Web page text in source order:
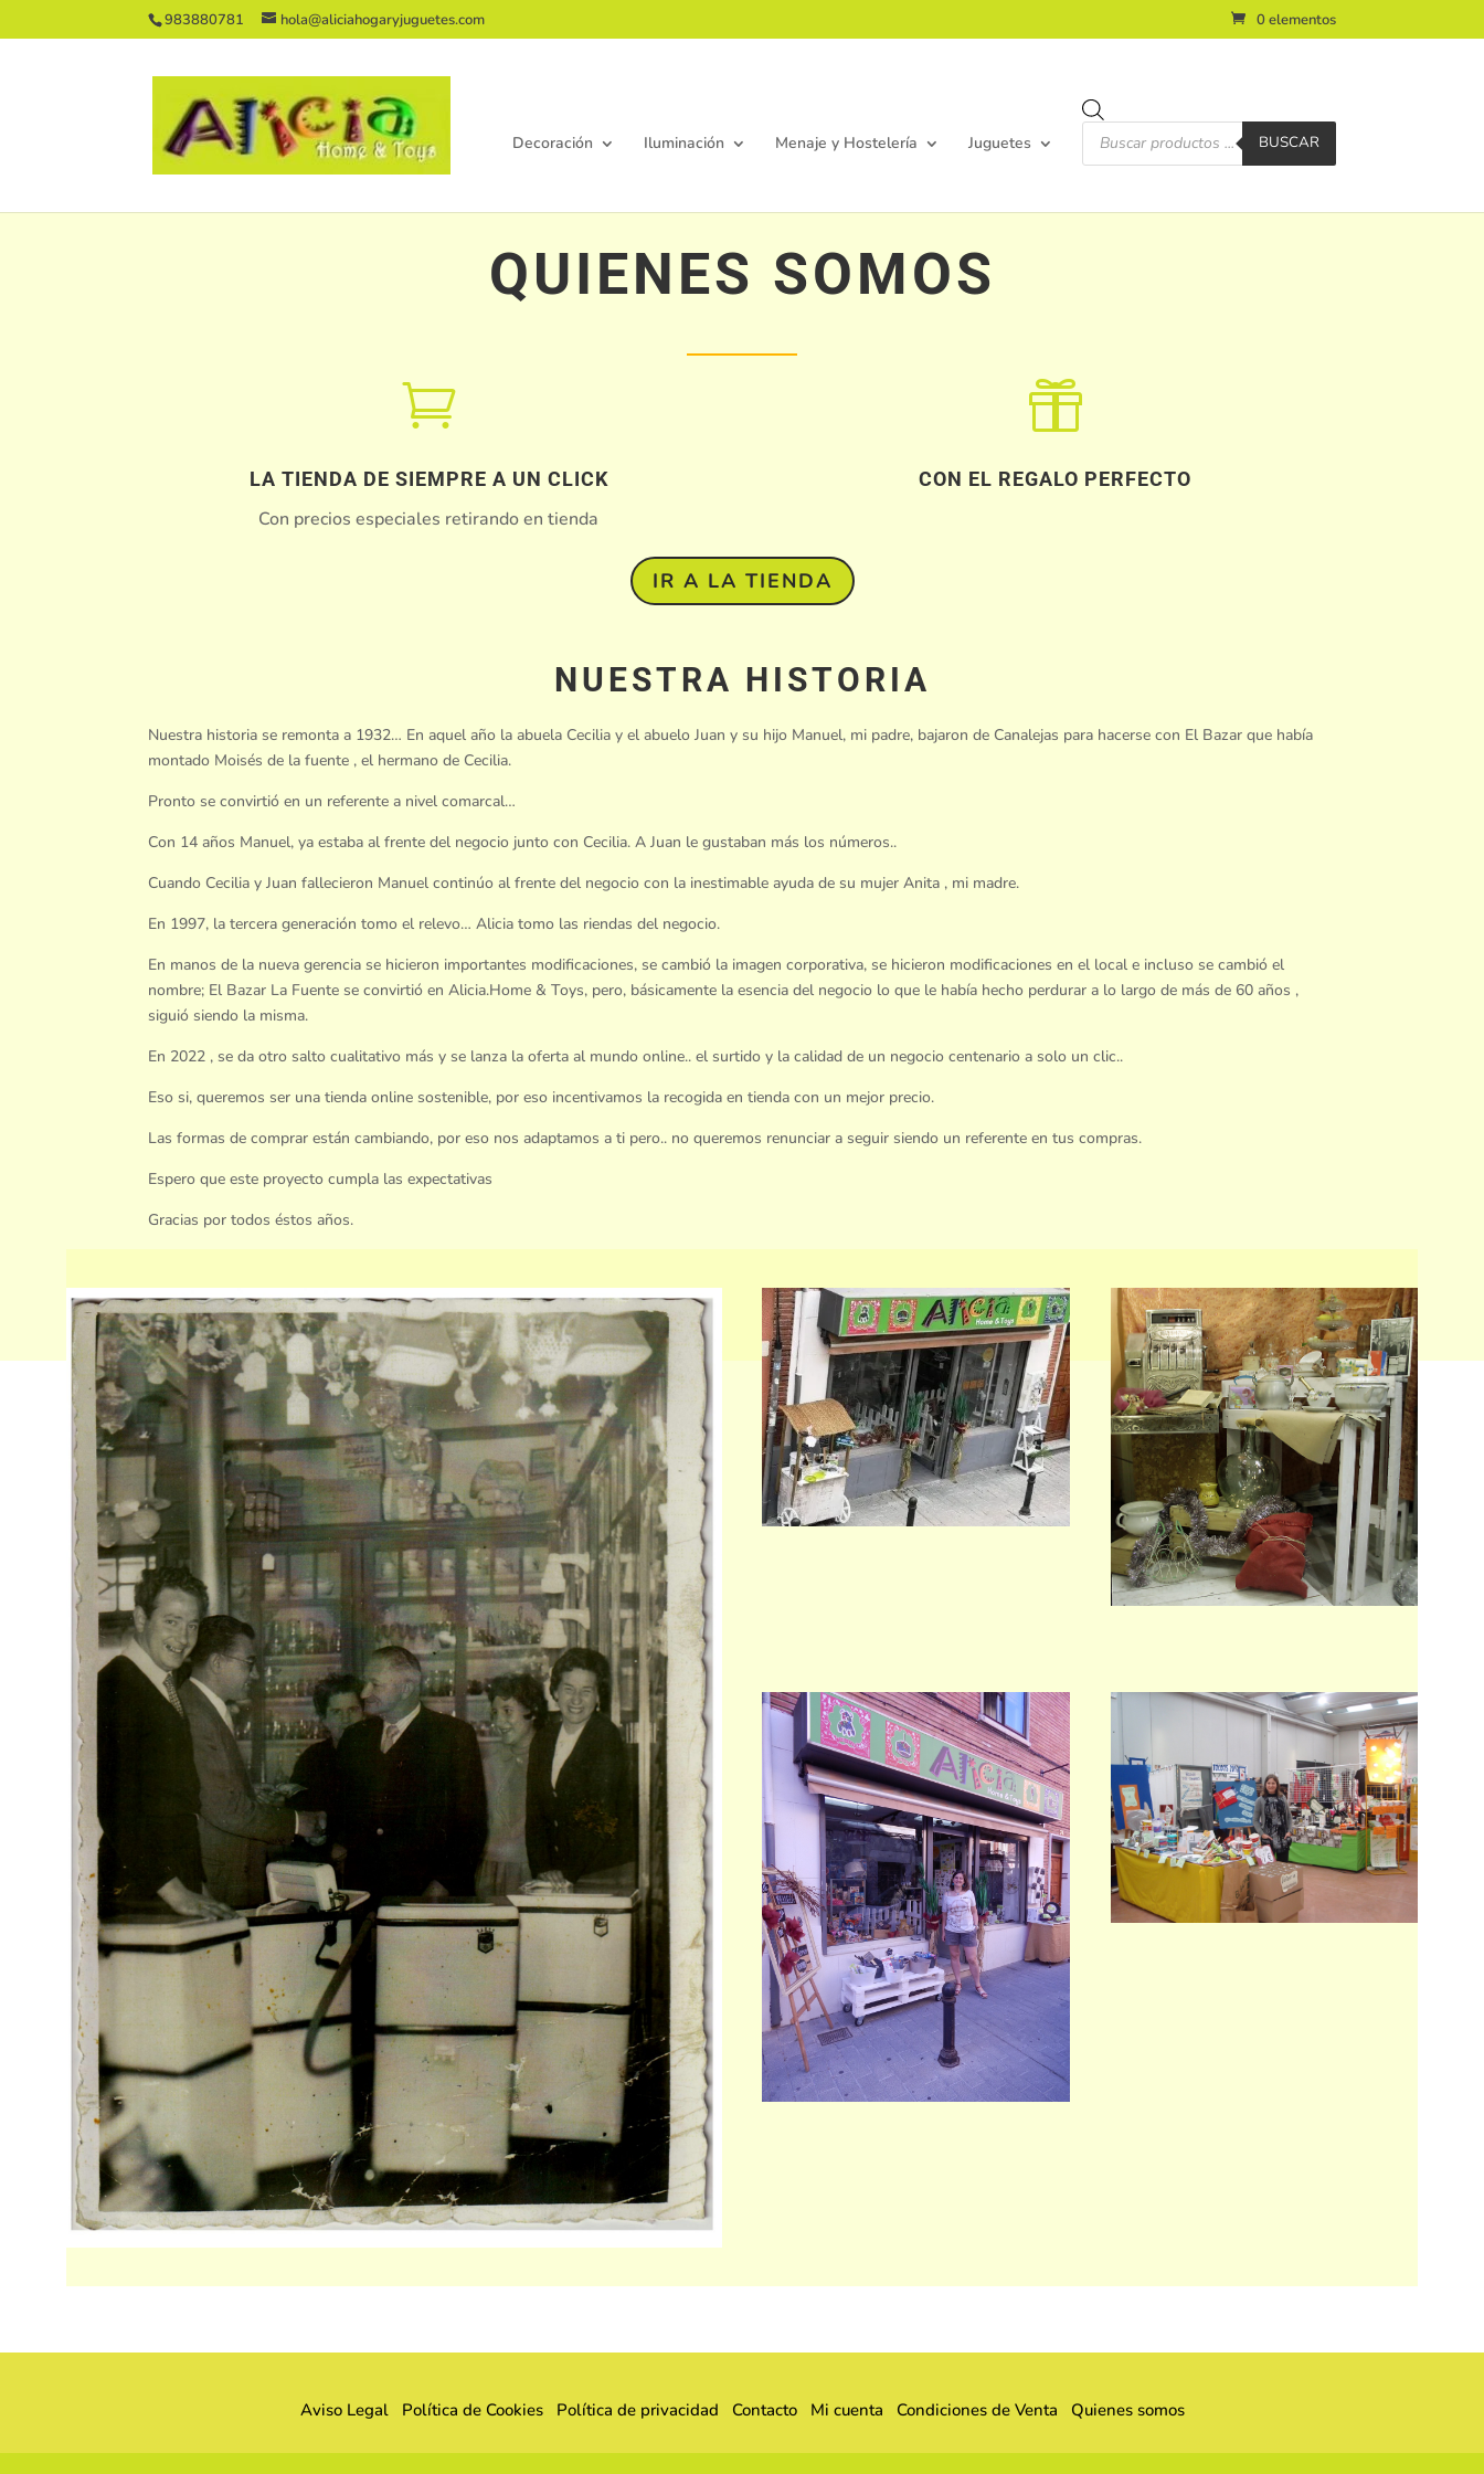
983880781 hola@aliciahogaryjuguetes.com 0 elementos
Decoración Iluminación Menaje y Hostelería Juguetes
Búsqueda
productos
BUSCAR
QUIENES SOMOS

LA TIENDA DE SIEMPRE A UN CLICK
Con precios especiales retirando en tienda

CON EL REGALO PERFECTO
IR A LA TIENDA
NUESTRA HISTORIA
Nuestra historia se remonta a 1932… En aquel año la abuela Cecilia y el abuelo Juan y su hijo Manuel, mi padre, bajaron de Canalejas para hacerse con El Bazar que había
montado Moisés de la fuente , el hermano de Cecilia.
Pronto se convirtió en un referente a nivel comarcal…
Con 14 años Manuel, ya estaba al frente del negocio junto con Cecilia. A Juan le gustaban más los números..
Cuando Cecilia y Juan fallecieron Manuel continúo al frente del negocio con la inestimable ayuda de su mujer Anita , mi madre.
En 1997, la tercera generación tomo el relevo… Alicia tomo las riendas del negocio.
En manos de la nueva gerencia se hicieron importantes modificaciones, se cambió la imagen corporativa, se hicieron modificaciones en el local e incluso se cambió el
nombre; El Bazar La Fuente se convirtió en Alicia.Home & Toys, pero, básicamente la esencia del negocio lo que le había hecho perdurar a lo largo de más de 60 años ,
siguió siendo la misma.
En 2022 , se da otro salto cualitativo más y se lanza la oferta al mundo online.. el surtido y la calidad de un negocio centenario a solo un clic..
Eso si, queremos ser una tienda online sostenible, por eso incentivamos la recogida en tienda con un mejor precio.
Las formas de comprar están cambiando, por eso nos adaptamos a ti pero.. no queremos renunciar a seguir siendo un referente en tus compras.
Espero que este proyecto cumpla las expectativas
Gracias por todos éstos años.
Aviso Legal Política de Cookies Política de privacidad Contacto Mi cuenta Condiciones de Venta Quienes somos